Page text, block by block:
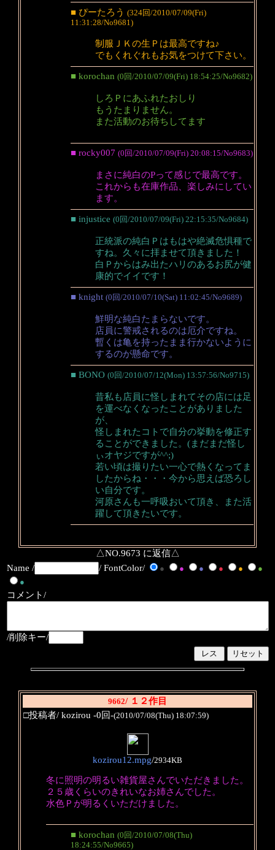
■ ぴーたろう (324回/2010/07/09(Fri)
11:31:28/No9681)
制服ＪＫの生Ｐは最高ですね♪
でもくれぐれもお気をつけて下さい。
■ korochan (0回/2010/07/09(Fri) 18:54:25/No9682)
しろＰにあふれたおしり
もうたまりません。
また活動のお待ちしてます
■ rocky007 (0回/2010/07/09(Fri) 20:08:15/No9683)
まさに純白のPって感じで最高です。
これからも在庫作品、楽しみにしてい
ます。
■ injustice (0回/2010/07/09(Fri) 22:15:35/No9684)
正統派の純白Ｐはもはや絶滅危惧種で
すね。久々に拝ませて頂きました！
白Ｐからはみ出たハリのあるお尻が健
康的でイイです！
■ knight (0回/2010/07/10(Sat) 11:02:45/No9689)
鮮明な純白たまらないです。
店員に警戒されるのは厄介ですね。
暫くは亀を持ったまま行かないように
するのが懸命です。
■ BONO (0回/2010/07/12(Mon) 13:57:56/No9715)
昔私も店員に怪しまれてその店には足
を運べなくなったことがありました
が、
怪しまれたコトで自分の挙動を修正す
ることができました。(まだまだ怪し
ぃオヤジですが^^;)
若い頃は撮りたい一心で熱くなってま
したからね・・・今から思えば恐ろし
い自分です。
河原さんも一呼吸おいて頂き、また活
躍して頂きたいです。
△NO.9673 に返信△
Name /
/ FontColor/ ● ● ● ● ●
●
●
コメント/
/削除キー/
9662/ １２作目
□投稿者/ kozirou -0回-(2010/07/08(Thu) 18:07:59)
kozirou12.mpg/2934KB
冬に照明の明るい雑貨屋さんでいただきました。
２５歳くらいのきれいなお姉さんでした。
水色Ｐが明るくいただけました。
■ korochan (0回/2010/07/08(Thu)
18:24:55/No9665)